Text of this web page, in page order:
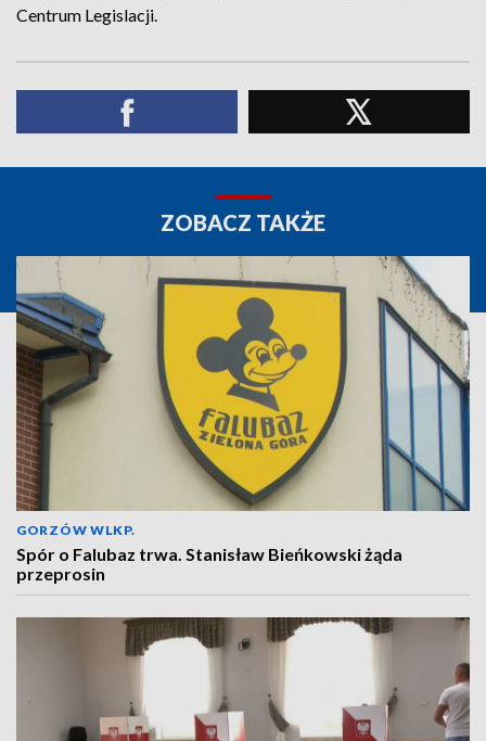
Centrum Legislacji.
ZOBACZ TAKŻE
GORZÓW WLKP.
Spór o Falubaz trwa. Stanisław Bieńkowski żąda
przeprosin